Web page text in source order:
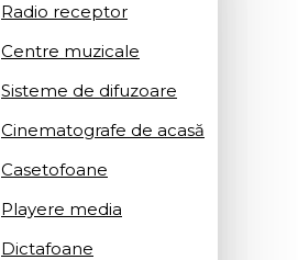
Radio receptor
Centre muzicale
Sisteme de difuzoare
Cinematografe de acasă
Casetofoane
Playere media
Dictafoane